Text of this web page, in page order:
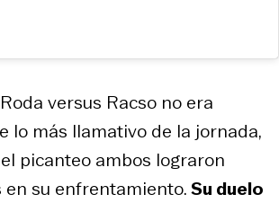
versus Racso no era
lo más llamativo de la jornada,
picanteo ambos lograron
su enfrentamiento.Su duelo